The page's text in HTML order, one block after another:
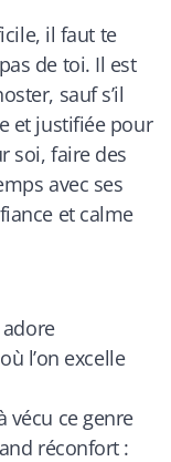
il faut te
de toi. Il est
sauf s’il
et justifiée pour
soi, faire des
avec ses
et calme
l’on excelle
vécu ce genre
réconfort :